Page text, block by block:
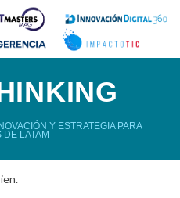
Y ESTRATEGIA PARA
DE LATAM